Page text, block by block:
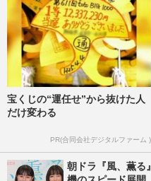
宝くじの“運任せ”から抜けた人
だけ変わる
PR(合同会社デジタルファーム )
朝ドラ『風、薫